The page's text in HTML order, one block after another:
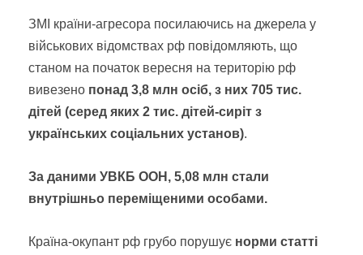
ЗМІ країни-агресора посилаючись на джерела у
військових відомствах рф повідомляють, що
станом на початок вересня на територію рф
вивезено понад 3,8 млн осіб, з них 705 тис.
дітей (серед яких 2 тис. дітей-сиріт з
українських соціальних установ).
За даними УВКБ ООН, 5,08 млн стали
внутрішньо переміщеними особами.
Країна-окупант рф грубо порушує норми статті